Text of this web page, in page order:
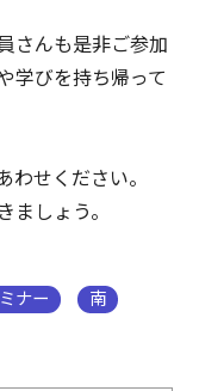
さんも是非ご参加
学びを持ち帰って
わせください。
ましょう。
ナー 南